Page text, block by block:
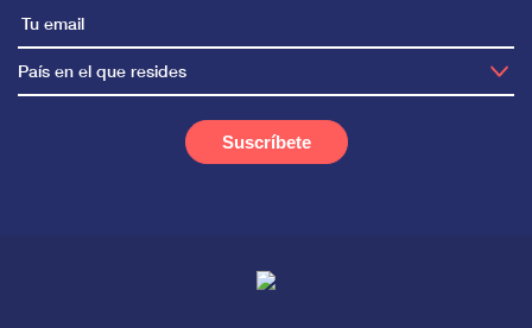
País en el que resides